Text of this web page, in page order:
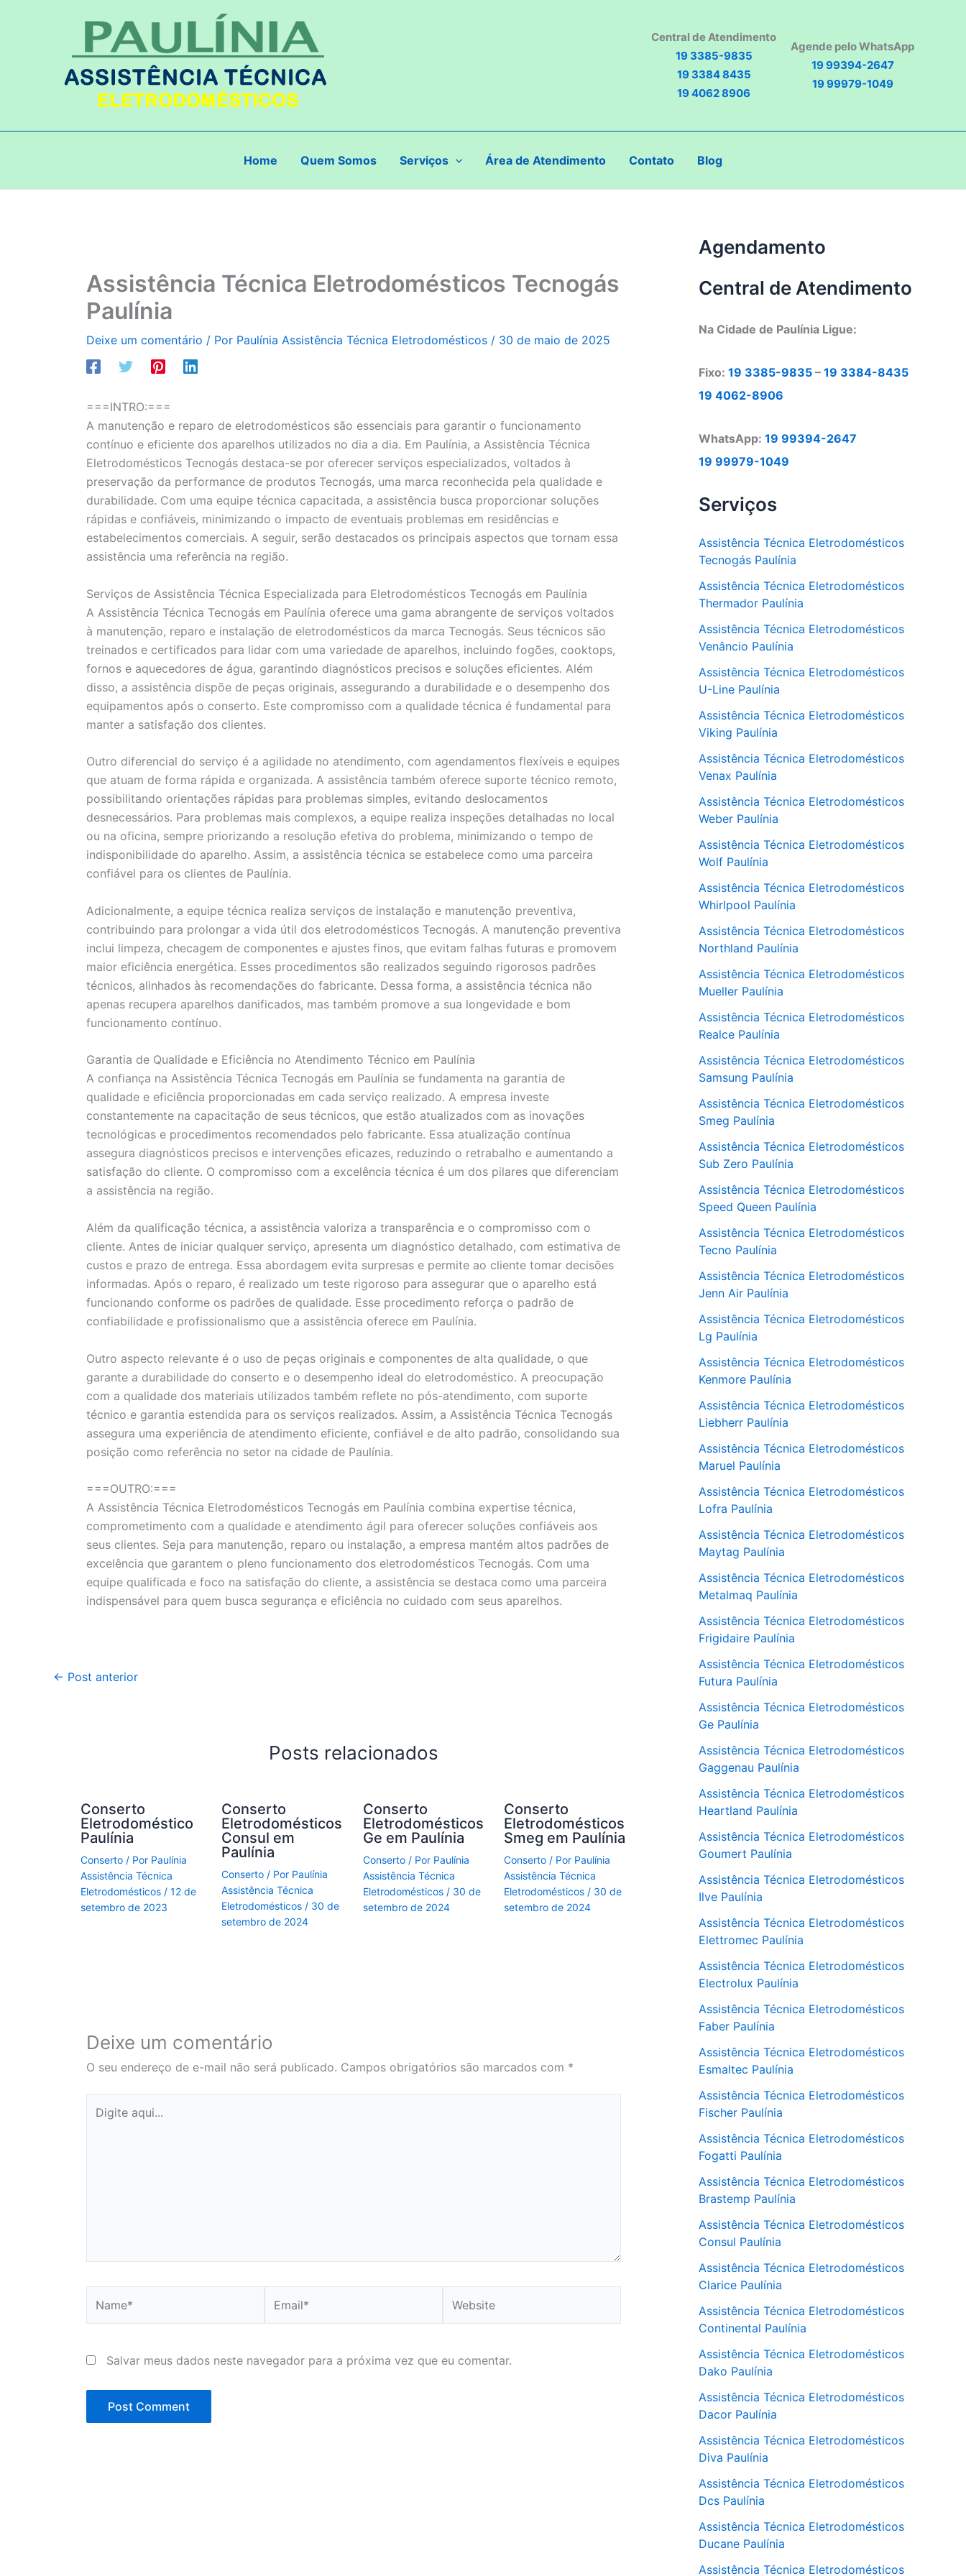
Central de Atendimento
19 3385-9835
19 3384 8435
19 4062 8906
Agende pelo WhatsApp
19 99394-2647
19 99979-1049
Home Quem Somos Serviços Área de Atendimento Contato Blog
Assistência Técnica Eletrodomésticos Tecnogás
Paulínia
Deixe um comentário / Por Paulínia Assistência Técnica Eletrodomésticos / 30 de maio de 2025
===INTRO:===
A manutenção e reparo de eletrodomésticos são essenciais para garantir o funcionamento
contínuo e eficiente dos aparelhos utilizados no dia a dia. Em Paulínia, a Assistência Técnica
Eletrodomésticos Tecnogás destaca-se por oferecer serviços especializados, voltados à
preservação da performance de produtos Tecnogás, uma marca reconhecida pela qualidade e
durabilidade. Com uma equipe técnica capacitada, a assistência busca proporcionar soluções
rápidas e confiáveis, minimizando o impacto de eventuais problemas em residências e
estabelecimentos comerciais. A seguir, serão destacados os principais aspectos que tornam essa
assistência uma referência na região.
Serviços de Assistência Técnica Especializada para Eletrodomésticos Tecnogás em Paulínia
A Assistência Técnica Tecnogás em Paulínia oferece uma gama abrangente de serviços voltados
à manutenção, reparo e instalação de eletrodomésticos da marca Tecnogás. Seus técnicos são
treinados e certificados para lidar com uma variedade de aparelhos, incluindo fogões, cooktops,
fornos e aquecedores de água, garantindo diagnósticos precisos e soluções eficientes. Além
disso, a assistência dispõe de peças originais, assegurando a durabilidade e o desempenho dos
equipamentos após o conserto. Este compromisso com a qualidade técnica é fundamental para
manter a satisfação dos clientes.
Outro diferencial do serviço é a agilidade no atendimento, com agendamentos flexíveis e equipes
que atuam de forma rápida e organizada. A assistência também oferece suporte técnico remoto,
possibilitando orientações rápidas para problemas simples, evitando deslocamentos
desnecessários. Para problemas mais complexos, a equipe realiza inspeções detalhadas no local
ou na oficina, sempre priorizando a resolução efetiva do problema, minimizando o tempo de
indisponibilidade do aparelho. Assim, a assistência técnica se estabelece como uma parceira
confiável para os clientes de Paulínia.
Adicionalmente, a equipe técnica realiza serviços de instalação e manutenção preventiva,
contribuindo para prolongar a vida útil dos eletrodomésticos Tecnogás. A manutenção preventiva
inclui limpeza, checagem de componentes e ajustes finos, que evitam falhas futuras e promovem
maior eficiência energética. Esses procedimentos são realizados seguindo rigorosos padrões
técnicos, alinhados às recomendações do fabricante. Dessa forma, a assistência técnica não
apenas recupera aparelhos danificados, mas também promove a sua longevidade e bom
funcionamento contínuo.
Garantia de Qualidade e Eficiência no Atendimento Técnico em Paulínia
A confiança na Assistência Técnica Tecnogás em Paulínia se fundamenta na garantia de
qualidade e eficiência proporcionadas em cada serviço realizado. A empresa investe
constantemente na capacitação de seus técnicos, que estão atualizados com as inovações
tecnológicas e procedimentos recomendados pelo fabricante. Essa atualização contínua
assegura diagnósticos precisos e intervenções eficazes, reduzindo o retrabalho e aumentando a
satisfação do cliente. O compromisso com a excelência técnica é um dos pilares que diferenciam
a assistência na região.
Além da qualificação técnica, a assistência valoriza a transparência e o compromisso com o
cliente. Antes de iniciar qualquer serviço, apresenta um diagnóstico detalhado, com estimativa de
custos e prazo de entrega. Essa abordagem evita surpresas e permite ao cliente tomar decisões
informadas. Após o reparo, é realizado um teste rigoroso para assegurar que o aparelho está
funcionando conforme os padrões de qualidade. Esse procedimento reforça o padrão de
confiabilidade e profissionalismo que a assistência oferece em Paulínia.
Outro aspecto relevante é o uso de peças originais e componentes de alta qualidade, o que
garante a durabilidade do conserto e o desempenho ideal do eletrodoméstico. A preocupação
com a qualidade dos materiais utilizados também reflete no pós-atendimento, com suporte
técnico e garantia estendida para os serviços realizados. Assim, a Assistência Técnica Tecnogás
assegura uma experiência de atendimento eficiente, confiável e de alto padrão, consolidando sua
posição como referência no setor na cidade de Paulínia.
===OUTRO:===
A Assistência Técnica Eletrodomésticos Tecnogás em Paulínia combina expertise técnica,
comprometimento com a qualidade e atendimento ágil para oferecer soluções confiáveis aos
seus clientes. Seja para manutenção, reparo ou instalação, a empresa mantém altos padrões de
excelência que garantem o pleno funcionamento dos eletrodomésticos Tecnogás. Com uma
equipe qualificada e foco na satisfação do cliente, a assistência se destaca como uma parceira
indispensável para quem busca segurança e eficiência no cuidado com seus aparelhos.
← Post anterior
Posts relacionados
Conserto
Eletrodoméstico
Paulínia
Conserto / Por Paulínia
Assistência Técnica
Eletrodomésticos / 12 de
setembro de 2023
Conserto
Eletrodomésticos
Consul em
Paulínia
Conserto / Por Paulínia
Assistência Técnica
Eletrodomésticos / 30 de
setembro de 2024
Conserto
Eletrodomésticos
Ge em Paulínia
Conserto/ Por Paulínia
Assistência Técnica
Eletrodomésticos / 30 de
setembro de 2024
Conserto
Eletrodomésticos
Smeg em Paulínia
Conserto/ Por Paulínia
Assistência Técnica
Eletrodomésticos / 30 de
setembro de 2024
Deixe um comentário
O seu endereço de e-mail não será publicado. Campos obrigatórios são marcados com *
aqui...
Salvar meus dados neste navegador para a próxima vez que eu comentar.
Agendamento
Central de Atendimento
Na Cidade de Paulínia Ligue:
Fixo: 19 3385-9835 – 19 3384-8435
19 4062-8906
WhatsApp: 19 99394-2647
19 99979-1049
Serviços
Assistência Técnica Eletrodomésticos
Tecnogás Paulínia
Assistência Técnica Eletrodomésticos
Thermador Paulínia
Assistência Técnica Eletrodomésticos
Venâncio Paulínia
Assistência Técnica Eletrodomésticos
U-Line Paulínia
Assistência Técnica Eletrodomésticos
Viking Paulínia
Assistência Técnica Eletrodomésticos
Venax Paulínia
Assistência Técnica Eletrodomésticos
Weber Paulínia
Assistência Técnica Eletrodomésticos
Wolf Paulínia
Assistência Técnica Eletrodomésticos
Whirlpool Paulínia
Assistência Técnica Eletrodomésticos
Northland Paulínia
Assistência Técnica Eletrodomésticos
Mueller Paulínia
Assistência Técnica Eletrodomésticos
Realce Paulínia
Assistência Técnica Eletrodomésticos
Samsung Paulínia
Assistência Técnica Eletrodomésticos
Smeg Paulínia
Assistência Técnica Eletrodomésticos
Sub Zero Paulínia
Assistência Técnica Eletrodomésticos
Speed Queen Paulínia
Assistência Técnica Eletrodomésticos
Tecno Paulínia
Assistência Técnica Eletrodomésticos
Jenn Air Paulínia
Assistência Técnica Eletrodomésticos
Lg Paulínia
Assistência Técnica Eletrodomésticos
Kenmore Paulínia
Assistência Técnica Eletrodomésticos
Liebherr Paulínia
Assistência Técnica Eletrodomésticos
Maruel Paulínia
Assistência Técnica Eletrodomésticos
Lofra Paulínia
Assistência Técnica Eletrodomésticos
Maytag Paulínia
Assistência Técnica Eletrodomésticos
Metalmaq Paulínia
Assistência Técnica Eletrodomésticos
Frigidaire Paulínia
Assistência Técnica Eletrodomésticos
Futura Paulínia
Assistência Técnica Eletrodomésticos
Ge Paulínia
Assistência Técnica Eletrodomésticos
Gaggenau Paulínia
Assistência Técnica Eletrodomésticos
Heartland Paulínia
Assistência Técnica Eletrodomésticos
Goumert Paulínia
Assistência Técnica Eletrodomésticos
Ilve Paulínia
Assistência Técnica Eletrodomésticos
Elettromec Paulínia
Assistência Técnica Eletrodomésticos
Electrolux Paulínia
Assistência Técnica Eletrodomésticos
Faber Paulínia
Assistência Técnica Eletrodomésticos
Esmaltec Paulínia
Assistência Técnica Eletrodomésticos
Fischer Paulínia
Assistência Técnica Eletrodomésticos
Fogatti Paulínia
Assistência Técnica Eletrodomésticos
Brastemp Paulínia
Assistência Técnica Eletrodomésticos
Consul Paulínia
Assistência Técnica Eletrodomésticos
Clarice Paulínia
Assistência Técnica Eletrodomésticos
Continental Paulínia
Assistência Técnica Eletrodomésticos
Dako Paulínia
Assistência Técnica Eletrodomésticos
Dacor Paulínia
Assistência Técnica Eletrodomésticos
Diva Paulínia
Assistência Técnica Eletrodomésticos
Dcs Paulínia
Assistência Técnica Eletrodomésticos
Ducane Paulínia
Assistência Técnica Eletrodomésticos